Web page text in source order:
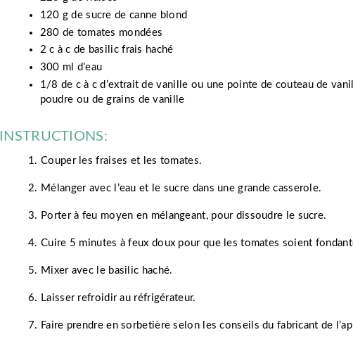
120 g de sucre de canne blond
280 de tomates mondées
2 c à c de basilic frais haché
300 ml d’eau
1/8 de c à c d’extrait de vanille ou une pointe de couteau de
poudre ou de grains de vanille
INSTRUCTIONS:
Couper les fraises et les tomates.
Mélanger avec l’eau et le sucre dans une grande casserole.
Porter à feu moyen en mélangeant, pour dissoudre le sucre.
Cuire 5 minutes à feux doux pour que les tomates soient
Mixer avec le basilic haché.
Laisser refroidir au réfrigérateur.
Faire prendre en sorbetière selon les conseils du fabricant de